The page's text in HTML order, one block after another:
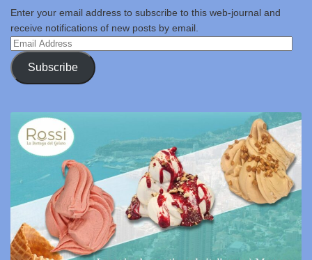
Enter your email address to subscribe to this web-journal and
receive notifications of new posts by email.
Email
Address
Subscribe